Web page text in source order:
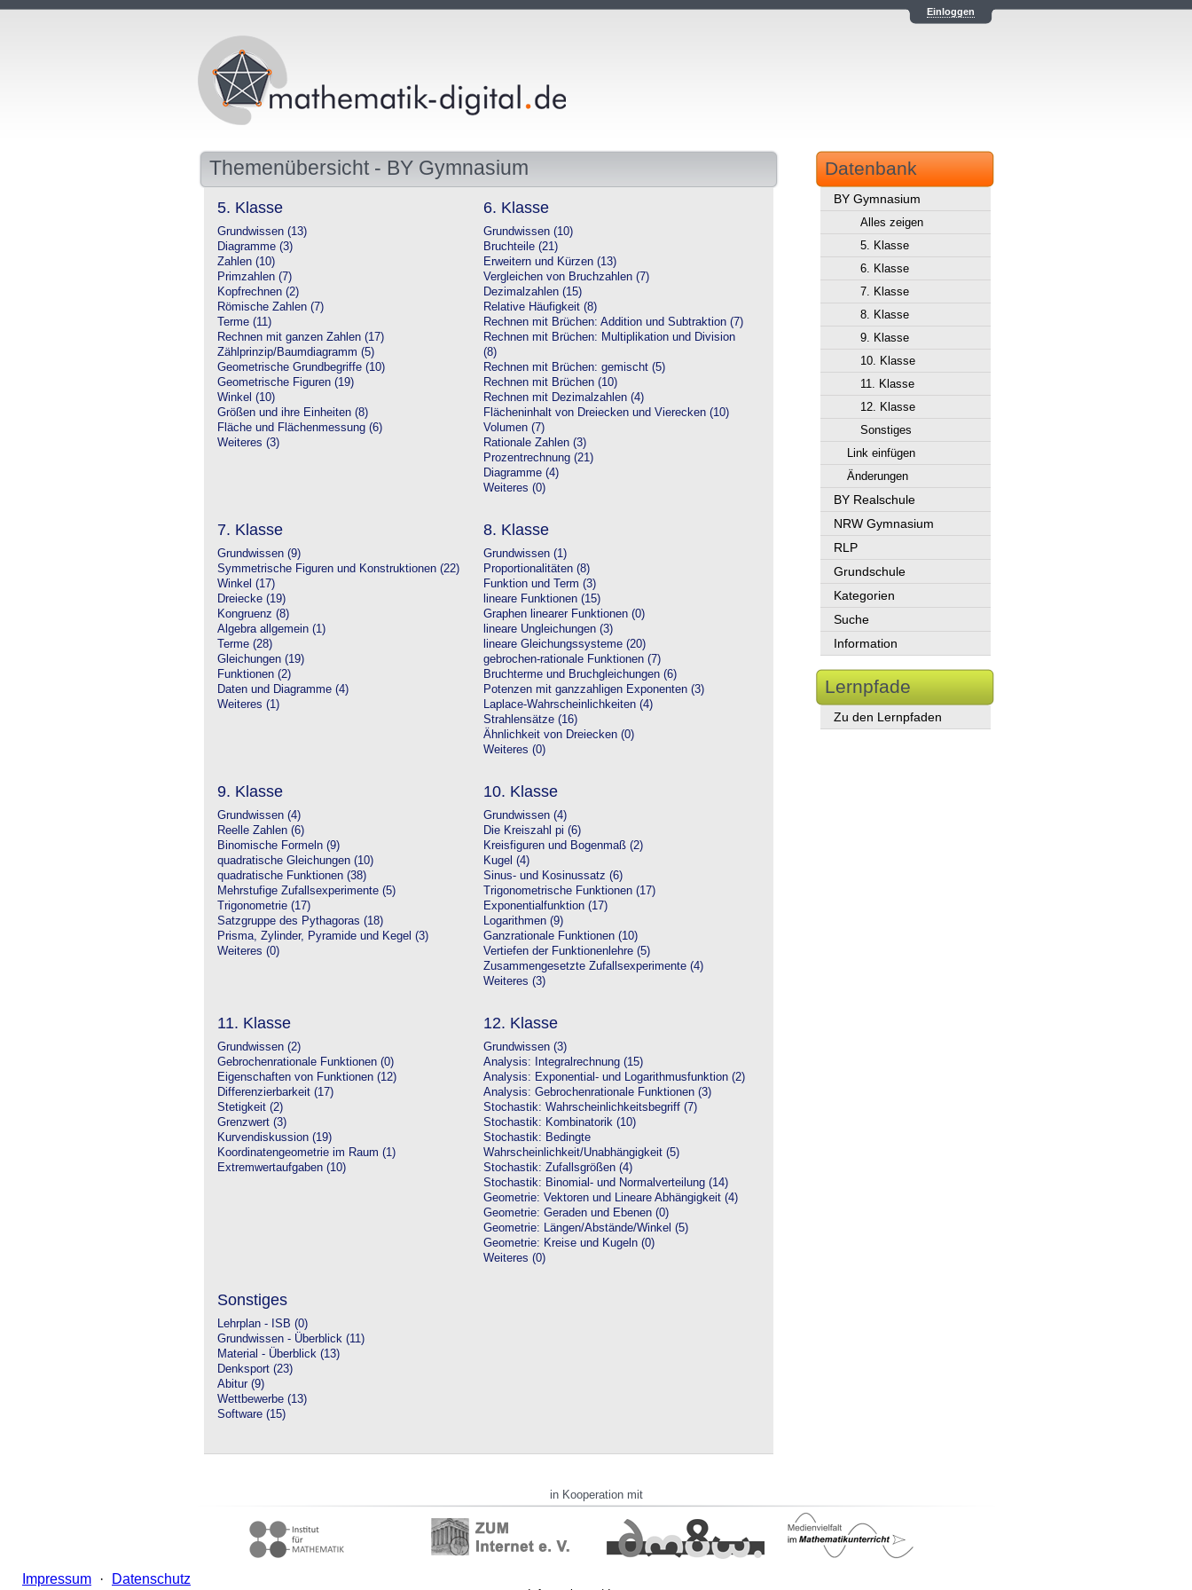
Einloggen
Themenübersicht - BY Gymnasium
5. Klasse
Grundwissen (13)
Diagramme (3)
Zahlen (10)
Primzahlen (7)
Kopfrechnen (2)
Römische Zahlen (7)
Terme (11)
Rechnen mit ganzen Zahlen (17)
Zählprinzip/Baumdiagramm (5)
Geometrische Grundbegriffe (10)
Geometrische Figuren (19)
Winkel (10)
Größen und ihre Einheiten (8)
Fläche und Flächenmessung (6)
Weiteres (3)
6. Klasse
Grundwissen (10)
Bruchteile (21)
Erweitern und Kürzen (13)
Vergleichen von Bruchzahlen (7)
Dezimalzahlen (15)
Relative Häufigkeit (8)
Rechnen mit Brüchen: Addition und Subtraktion (7)
Rechnen mit Brüchen: Multiplikation und Division
(8)
Rechnen mit Brüchen: gemischt (5)
Rechnen mit Brüchen (10)
Rechnen mit Dezimalzahlen (4)
Flächeninhalt von Dreiecken und Vierecken (10)
Volumen (7)
Rationale Zahlen (3)
Prozentrechnung (21)
Diagramme (4)
Weiteres (0)
7. Klasse
Grundwissen (9)
Symmetrische Figuren und Konstruktionen (22)
Winkel (17)
Dreiecke (19)
Kongruenz (8)
Algebra allgemein (1)
Terme (28)
Gleichungen (19)
Funktionen (2)
Daten und Diagramme (4)
Weiteres (1)
8. Klasse
Grundwissen (1)
Proportionalitäten (8)
Funktion und Term (3)
lineare Funktionen (15)
Graphen linearer Funktionen (0)
lineare Ungleichungen (3)
lineare Gleichungssysteme (20)
gebrochen-rationale Funktionen (7)
Bruchterme und Bruchgleichungen (6)
Potenzen mit ganzzahligen Exponenten (3)
Laplace-Wahrscheinlichkeiten (4)
Strahlensätze (16)
Ähnlichkeit von Dreiecken (0)
Weiteres (0)
9. Klasse
Grundwissen (4)
Reelle Zahlen (6)
Binomische Formeln (9)
quadratische Gleichungen (10)
quadratische Funktionen (38)
Mehrstufige Zufallsexperimente (5)
Trigonometrie (17)
Satzgruppe des Pythagoras (18)
Prisma, Zylinder, Pyramide und Kegel (3)
Weiteres (0)
10. Klasse
Grundwissen (4)
Die Kreiszahl pi (6)
Kreisfiguren und Bogenmaß (2)
Kugel (4)
Sinus- und Kosinussatz (6)
Trigonometrische Funktionen (17)
Exponentialfunktion (17)
Logarithmen (9)
Ganzrationale Funktionen (10)
Vertiefen der Funktionenlehre (5)
Zusammengesetzte Zufallsexperimente (4)
Weiteres (3)
11. Klasse
Grundwissen (2)
Gebrochenrationale Funktionen (0)
Eigenschaften von Funktionen (12)
Differenzierbarkeit (17)
Stetigkeit (2)
Grenzwert (3)
Kurvendiskussion (19)
Koordinatengeometrie im Raum (1)
Extremwertaufgaben (10)
12. Klasse
Grundwissen (3)
Analysis: Integralrechnung (15)
Analysis: Exponential- und Logarithmusfunktion (2)
Analysis: Gebrochenrationale Funktionen (3)
Stochastik: Wahrscheinlichkeitsbegriff (7)
Stochastik: Kombinatorik (10)
Stochastik: Bedingte
Wahrscheinlichkeit/Unabhängigkeit (5)
Stochastik: Zufallsgrößen (4)
Stochastik: Binomial- und Normalverteilung (14)
Geometrie: Vektoren und Lineare Abhängigkeit (4)
Geometrie: Geraden und Ebenen (0)
Geometrie: Längen/Abstände/Winkel (5)
Geometrie: Kreise und Kugeln (0)
Weiteres (0)
Sonstiges
Lehrplan - ISB (0)
Grundwissen - Überblick (11)
Material - Überblick (13)
Denksport (23)
Abitur (9)
Wettbewerbe (13)
Software (15)
Datenbank
BY Gymnasium
Alles zeigen
5. Klasse
6. Klasse
7. Klasse
8. Klasse
9. Klasse
10. Klasse
11. Klasse
12. Klasse
Sonstiges
Link einfügen
Änderungen
BY Realschule
NRW Gymnasium
RLP
Grundschule
Kategorien
Suche
Information
Lernpfade
Zu den Lernpfaden
in Kooperation mit
Impressum · Datenschutz